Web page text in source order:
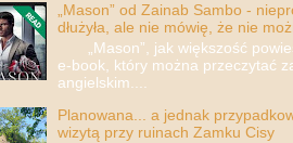
„Mason” od Zainab Sambo -
dłużyła, ale nie mówię, że nie
„Mason”, jak większość
e-book, który można przeczytać
angielskim....
Planowana... a jednak
wizytą przy ruinach Zamku Cisy